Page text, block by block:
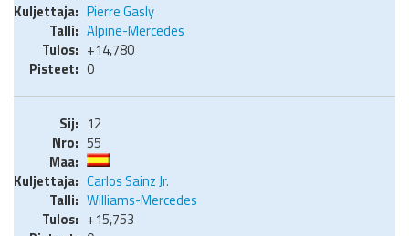
Pierre Gasly
Alpine-Mercedes
+14,780
0
12
55
Carlos Sainz Jr.
Williams-Mercedes
+15,753